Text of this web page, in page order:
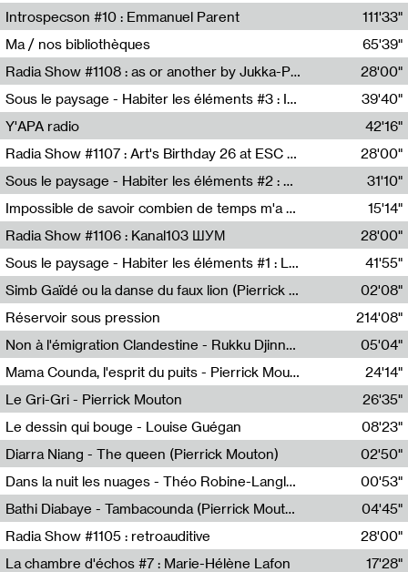
Jet FM
Introspecson #10 : Emmanuel Parent
Pierre Henry,Emmanuel Parent
111'33"
Ma / nos bibliothèques
Sarah Tritz,Elene Lapiashivili,Justin Marconnet,Mateo Cuche,Esther Lechevalier,Suzie Lecroart,Romance Castelet
65'39"
Radia Show #1108 : as or another by Jukka-Pekka Kervinen / Rádio Zero
Radio Zero
28'00"
Sous le paysage - Habiter les éléments #3 : Interprétations, rituels et symboliques des éléments
Nastassja Martin
39'40"
Y'APA radio
Pierrick Mouton
42'16"
Radia Show #1107 : Art's Birthday 26 at ESC - Medien Kunst Labor
Radio Helsinki
28'00"
Sous le paysage - Habiter les éléments #2 : Vers le tournant élémentaire
Nastassja Martin
31'10"
Impossible de savoir combien de temps m'a échappé
Mélanie Blaison,Mateo Cuin
15'14"
Radia Show #1106 : Kanal103 ШУМ
Kanal103
28'00"
Sous le paysage - Habiter les éléments #1 : Les éléments et les débordements du vivant
Nastassja Martin
41'55"
Simb Gaïdé ou la danse du faux lion (Pierrick Mouton)
Pierrick Mouton,Simb Gaïdé
02'08"
Réservoir sous pression
214'08"
Non à l'émigration Clandestine - Rukku Djinne Squad (Eden Tinto Collins)
Eden Tinto Collins,Rukku Djinne
05'04"
Mama Counda, l'esprit du puits - Pierrick Mouton
Pierrick Mouton
24'14"
Le Gri-Gri - Pierrick Mouton
Pierrick Mouton
26'35"
Le dessin qui bouge - Louise Guégan
Louise Guégan
08'23"
Diarra Niang - The queen (Pierrick Mouton)
Pierrick Mouton,Diarra Niang
02'50"
Dans la nuit les nuages - Théo Robine-Langlois
Théo Robine-Langlois,LD Beat
00'53"
Bathi Diabaye - Tambacounda (Pierrick Mouton)
Pierrick Mouton,Bathi Diabaye
04'45"
Radia Show #1105 : retroauditive
Soundart Radio
28'00"
La chambre d'échos #7 : Marie-Hélène Lafon
17'28"